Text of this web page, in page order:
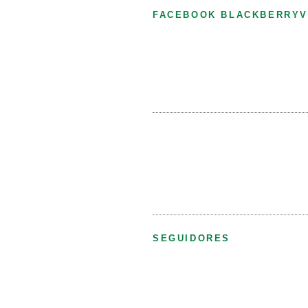
FACEBOOK
SEGUIDORES